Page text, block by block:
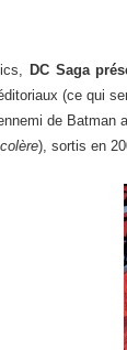
DC Saga
(ce qui
de Batman
), sortis en